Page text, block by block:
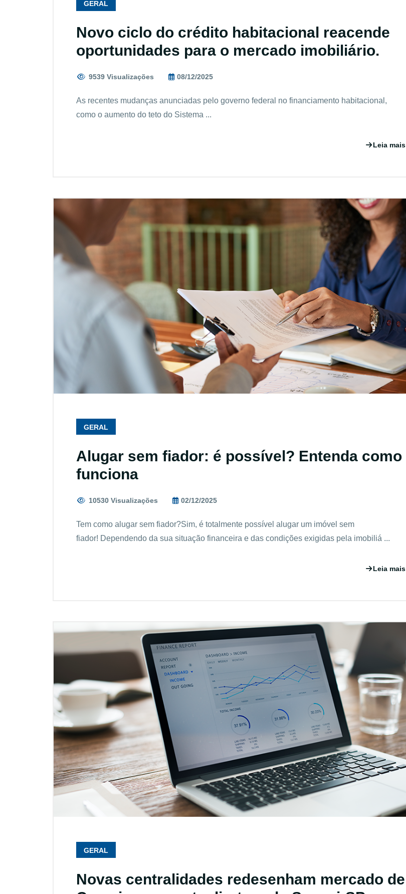
GERAL
Novo ciclo do crédito habitacional reacende
oportunidades para o mercado imobiliário.
9539 Visualizações 08/12/2025
As recentes mudanças anunciadas pelo governo federal no financiamento habitacional,
como o aumento do teto do Sistema ...
Leia mais
GERAL
Alugar sem fiador: é possível? Entenda como
funciona
10530 Visualizações 02/12/2025
Tem como alugar sem fiador?Sim, é totalmente possível alugar um imóvel sem
fiador! Dependendo da sua situação financeira e das condições exigidas pela imobiliá ...
Leia mais
GERAL
Novas centralidades redesenham mercado de